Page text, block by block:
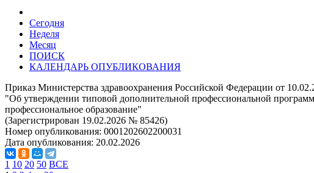
Сегодня
Неделя
Месяц
ПОИСК
КАЛЕНДАРЬ ОПУБЛИКОВАНИЯ
Приказ Министерства здравоохранения Российской Федерации от
"Об утверждении типовой дополнительной профессиональной
профессиональное образование"
(Зарегистрирован 19.02.2026 № 85426)
Номер опубликования: 0001202602200031
Дата опубликования: 20.02.2026
1 10 20 50 ВСЕ